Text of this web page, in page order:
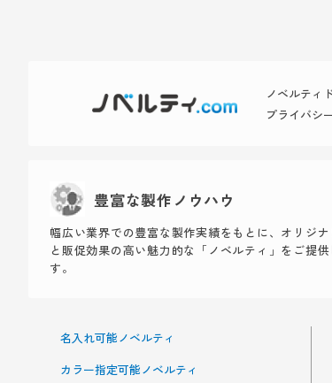
ノベルティ
プライバシ
豊富な製作ノウハウ
幅広い業界での豊富な製作実績をもとに、オリジナ
と販促効果の高い魅力的な「ノベルティ」をご提供
す。
名入れ可能ノベルティ
カラー指定可能ノベルティ